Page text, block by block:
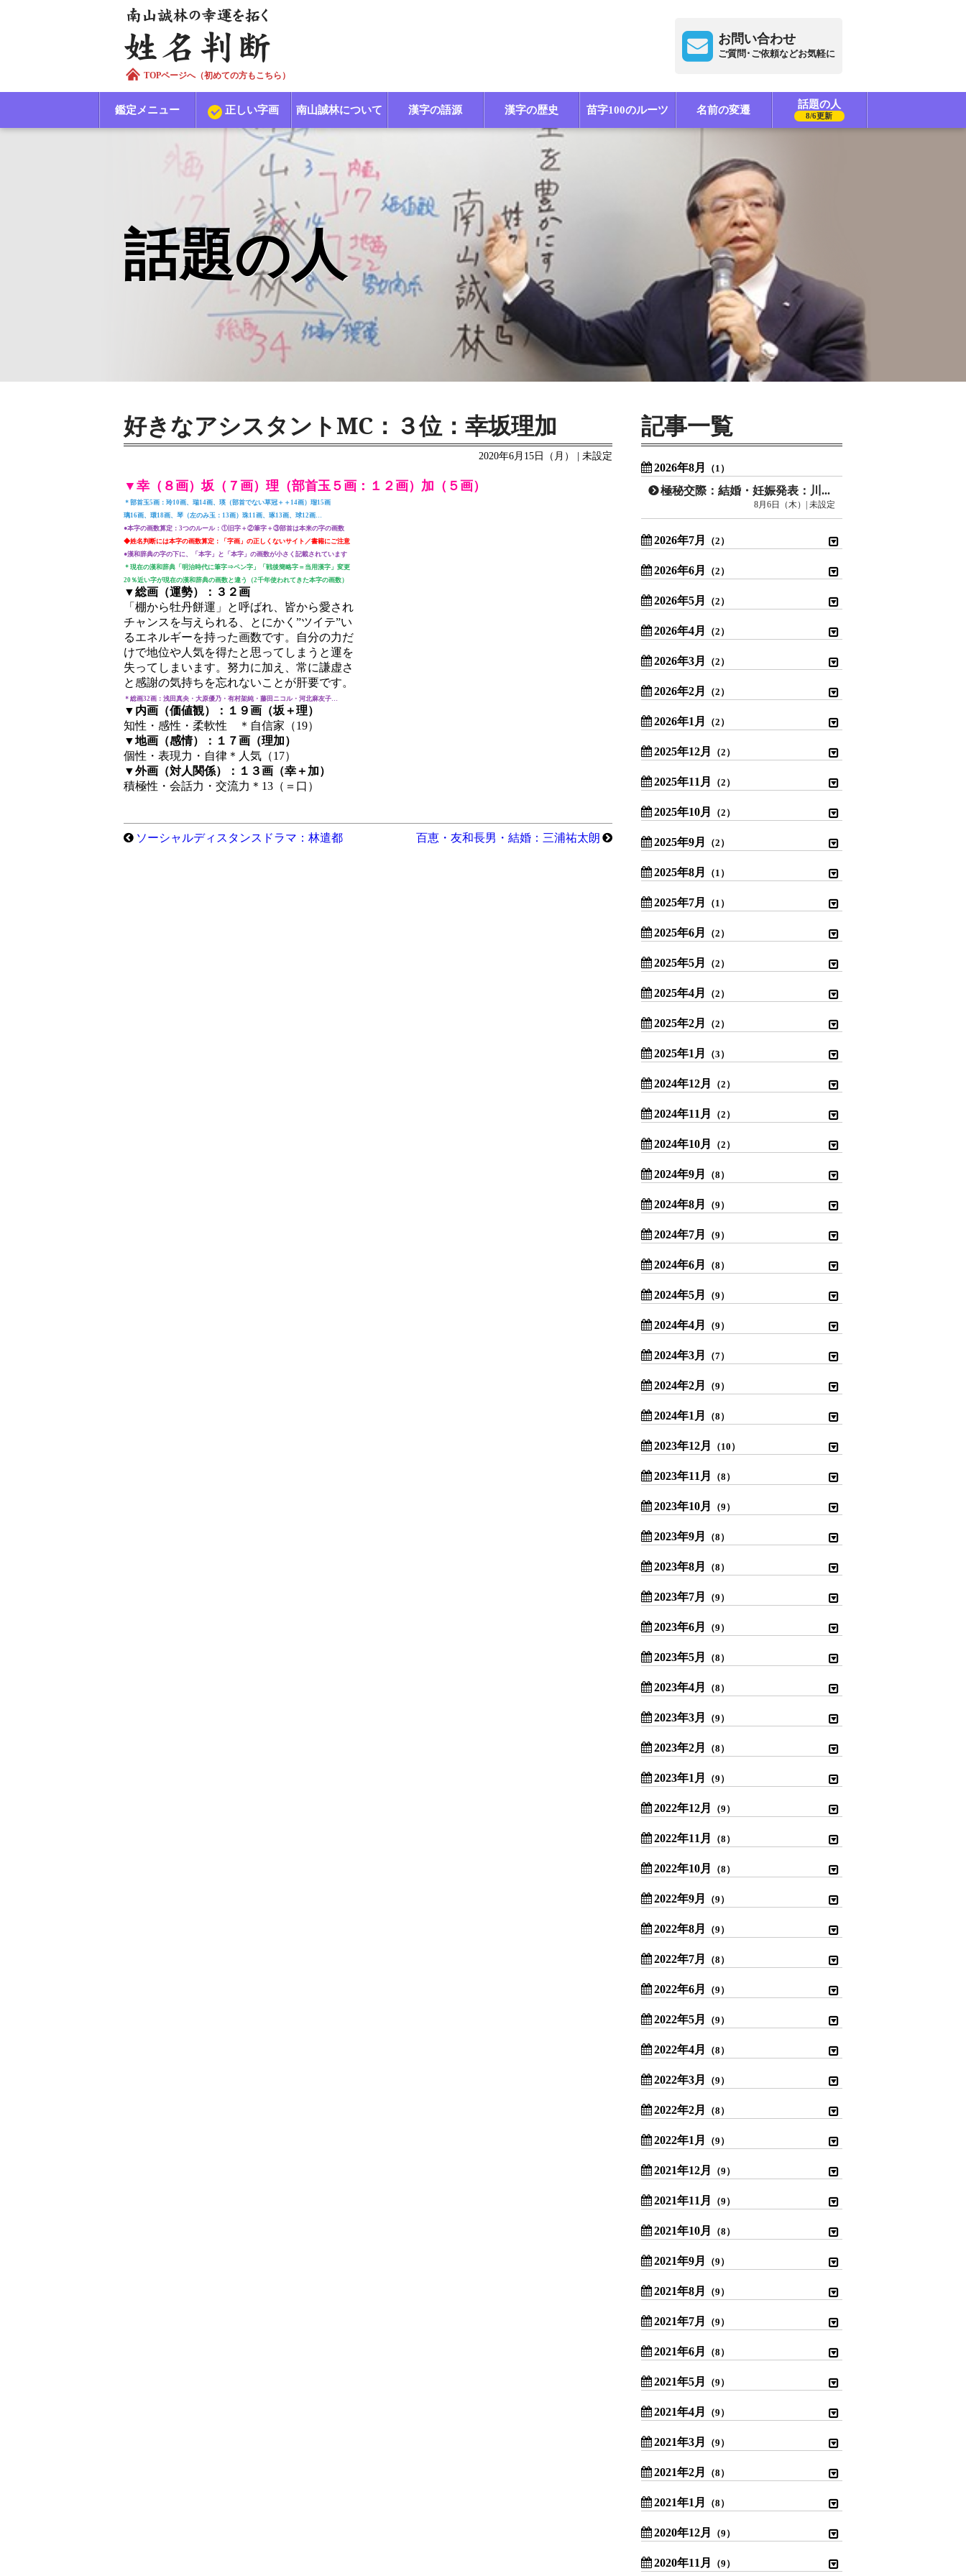
TOPページへ（初めての方もこちら）
お問い合わせ
ご質問･ご依頼などお気軽に
鑑定メニュー 正しい字画 南山誠林について 漢字の語源 漢字の歴史 苗字100のルーツ 名前の変遷 話題の人
8/6更新
話題の人
好きなアシスタントMC：３位：幸坂理加
2020年6月15日（月） | 未設定
▼幸（８画）坂（７画）理（部首玉５画：１２画）加（５画）
＊部首玉5画：玲10画、瑞14画、瑛（部首でない草冠＋＋14画）瑠15画
璃16画、環18画、琴（左のみ玉：13画）珠11画、琢13画、球12画…
●本字の画数算定：3つのルール：①旧字＋②筆字＋③部首は本来の字の画数
◆姓名判断には本字の画数算定：「字画」の正しくないサイト／書籍にご注意
●漢和辞典の字の下に、「本字」と「本字」の画数が小さく記載されています
＊現在の漢和辞典「明治時代に筆字⇒ペン字」「戦後簡略字＝当用漢字」変更
20％近い字が現在の漢和辞典の画数と違う（2千年使われてきた本字の画数）
▼総画（運勢）：３２画
「棚から牡丹餅運」と呼ばれ、皆から愛され
チャンスを与えられる、とにかく”ツイテ”い
るエネルギーを持った画数です。自分の力だ
けで地位や人気を得たと思ってしまうと運を
失ってしまいます。努力に加え、常に謙虚さ
と感謝の気持ちを忘れないことが肝要です。
＊総画32画：浅田真央・大原優乃・有村架純・藤田ニコル・河北麻友子…
▼内画（価値観）：１９画（坂＋理）
知性・感性・柔軟性 ＊自信家（19）
▼地画（感情）：１７画（理加）
個性・表現力・自律＊人気（17）
▼外画（対人関係）：１３画（幸＋加）
積極性・会話力・交流力＊13（＝口）
ソーシャルディスタンスドラマ：林遣都 百恵・友和長男・結婚：三浦祐太朗
記事一覧
2026年8月 （1）
極秘交際：結婚・妊娠発表：川口春奈
8月6日（木）| 未設定
2026年7月 （2）
2026年6月 （2）
2026年5月 （2）
2026年4月 （2）
2026年3月 （2）
2026年2月 （2）
2026年1月 （2）
2025年12月 （2）
2025年11月 （2）
2025年10月 （2）
2025年9月 （2）
2025年8月 （1）
2025年7月 （1）
2025年6月 （2）
2025年5月 （2）
2025年4月 （2）
2025年2月 （2）
2025年1月 （3）
2024年12月 （2）
2024年11月 （2）
2024年10月 （2）
2024年9月 （8）
2024年8月 （9）
2024年7月 （9）
2024年6月 （8）
2024年5月 （9）
2024年4月 （9）
2024年3月 （7）
2024年2月 （9）
2024年1月 （8）
2023年12月 （10）
2023年11月 （8）
2023年10月 （9）
2023年9月 （8）
2023年8月 （8）
2023年7月 （9）
2023年6月 （9）
2023年5月 （8）
2023年4月 （8）
2023年3月 （9）
2023年2月 （8）
2023年1月 （9）
2022年12月 （9）
2022年11月 （8）
2022年10月 （8）
2022年9月 （9）
2022年8月 （9）
2022年7月 （8）
2022年6月 （9）
2022年5月 （9）
2022年4月 （8）
2022年3月 （9）
2022年2月 （8）
2022年1月 （9）
2021年12月 （9）
2021年11月 （9）
2021年10月 （8）
2021年9月 （9）
2021年8月 （9）
2021年7月 （9）
2021年6月 （8）
2021年5月 （9）
2021年4月 （9）
2021年3月 （9）
2021年2月 （8）
2021年1月 （8）
2020年12月 （9）
2020年11月 （9）